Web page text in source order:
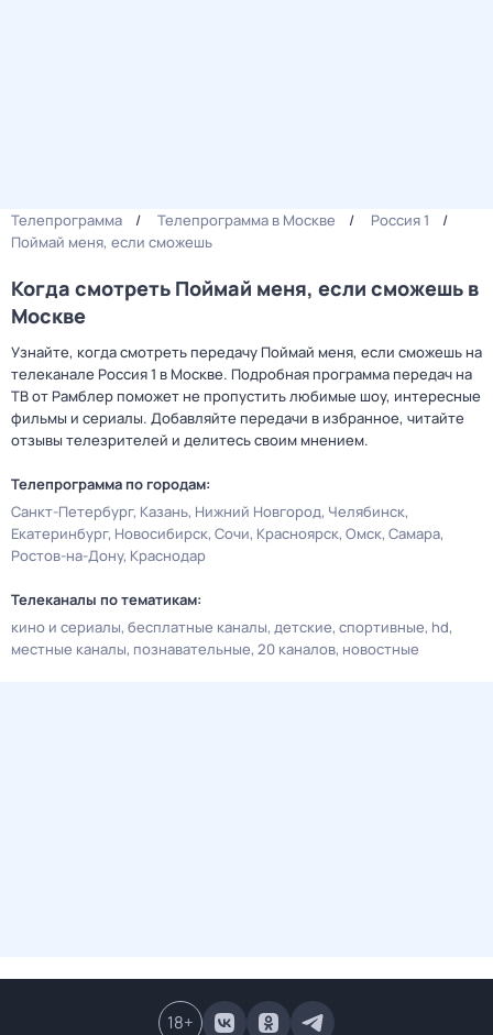
Телепрограмма Телепрограмма в Москве
Россия 1
Поймай меня, если сможешь
Когда смотреть Поймай меня, если сможешь в
Москве
Узнайте, когда смотреть передачу Поймай меня, если сможешь на
телеканале Россия 1 в Москве. Подробная программа передач на
ТВ от Рамблер поможет не пропустить любимые шоу, интересные
фильмы и сериалы. Добавляйте передачи в избранное, читайте
отзывы телезрителей и делитесь своим мнением.
Телепрограмма по городам:
Санкт-Петербург Казань Нижний Новгород Челябинск
Екатеринбург Новосибирск Сочи Красноярск Омск Самара
Ростов-на-Дону Краснодар
Телеканалы по тематикам:
кино и сериалы бесплатные каналы детские спортивные hd
местные каналы познавательные 20 каналов новостные
18+